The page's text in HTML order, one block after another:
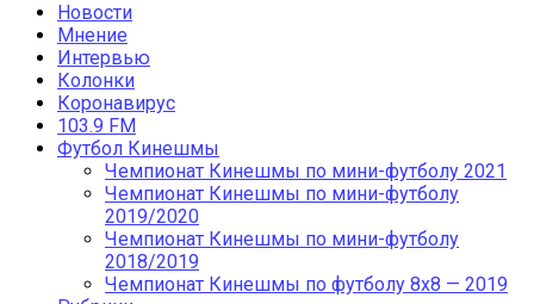
Новости
Мнение
Интервью
Колонки
Коронавирус
103.9 FM
Футбол Кинешмы
Чемпионат Кинешмы по мини-футболу 2021
Чемпионат Кинешмы по мини-футболу
2019/2020
Чемпионат Кинешмы по мини-футболу
2018/2019
Чемпионат Кинешмы по футболу 8х8 — 2019